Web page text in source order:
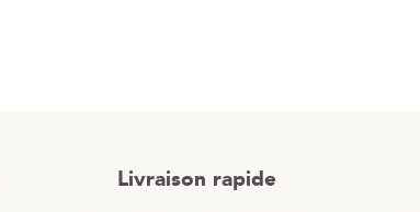
Livraison rapide